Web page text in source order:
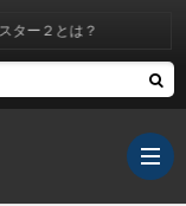
２とは？